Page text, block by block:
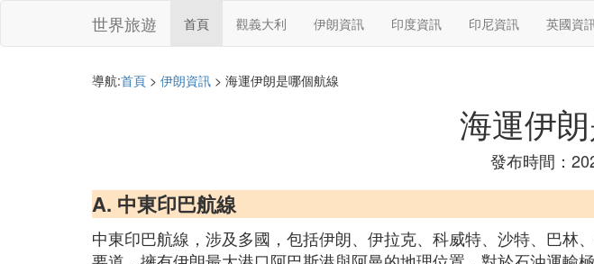
世界旅遊 首頁 觀義大利 伊朗資訊 印度資訊 印尼資訊 英國資
導航:首頁 > 伊朗資訊 > 海運伊朗是哪個航線
海運伊
發布時間：
A. 中東印巴航線
中東印巴航線，涉及多國，包括伊朗、伊拉克、科威特、沙特、巴